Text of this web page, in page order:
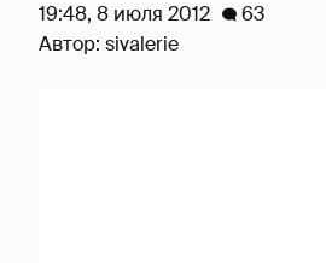
19:48, 8 июля 2012
63
Автор: sivalerie